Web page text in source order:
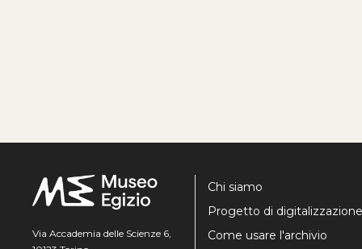
Via Accademia delle Scienze 6,
Chi siamo
Progetto di digitalizzazione
Come usare l'archivio